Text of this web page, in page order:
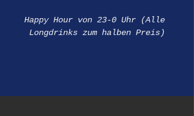
Happy Hour von 23-0 Uhr (Alle
Longdrinks zum halben Preis)